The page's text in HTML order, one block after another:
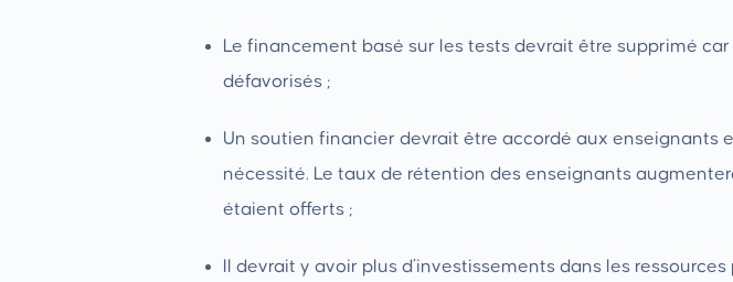
Le financement basé sur les tests devrait être supprimé
défavorisés ;
Un soutien financier devrait être accordé aux
nécessité. Le taux de rétention des enseignants
étaient offerts ;
Il devrait y avoir plus d’investissements dans les